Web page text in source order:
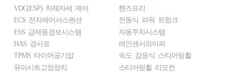
VDC(ESP) 차체자세 제어
ECS 전자제어서스펜션
ESS 급제동경보시스템
HAS 경사로
TPMS 타이어공기압
유아시트고정장치
핸즈프리
전동식 파워 트렁크
자동주차시스템
레인센서와이퍼
속도 감응식 스티어링휠
스티어링휠 리모컨